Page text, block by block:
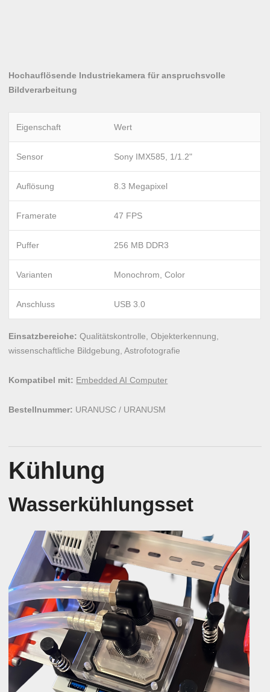
Hochauflösende Industriekamera für anspruchsvolle
Bildverarbeitung
Eigenschaft Wert
Sensor Sony IMX585, 1/1.2"
Auflösung 8.3 Megapixel
Framerate 47 FPS
Puffer 256 MB DDR3
Varianten Monochrom, Color
Anschluss USB 3.0
Einsatzbereiche: Qualitätskontrolle, Objekterkennung,
wissenschaftliche Bildgebung, Astrofotografie
Kompatibel mit: Embedded AI Computer
Bestellnummer: URANUSC / URANUSM
Kühlung
Wasserkühlungsset